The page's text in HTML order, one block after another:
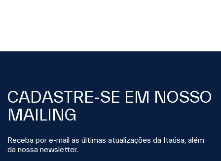
CADASTRE-SE EM NOSSO
MAILING
Receba por e-mail as últimas atualizações da Itaúsa, além
da nossa newsletter.